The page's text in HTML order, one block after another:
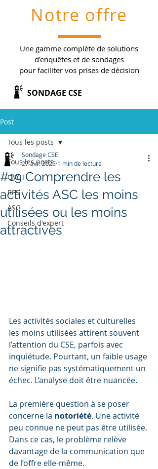
SONDAGE CSE
Notre offre
Une gamme complète de solutions
d'enquêtes et de sondages
pour faciliter vos prises de décision
Post
Tous les posts
QVCT
RPS
ASC
Conseils d'expert
Tous les posts
#19 Comprendre les
activités ASC les moins
utilisées ou les moins
attractives
Sondage CSE
27 avr. 2025 1 min de lecture
Les activités sociales et culturelles
les moins utilisées attirent souvent
l’attention du CSE, parfois avec
inquiétude. Pourtant, un faible usage
ne signifie pas systématiquement un
échec. L’analyse doit être nuancée.
La première question à se poser
concerne la notoriété. Une activité
peu connue ne peut pas être utilisée.
Dans ce cas, le problème relève
davantage de la communication que
de l’offre elle-même.